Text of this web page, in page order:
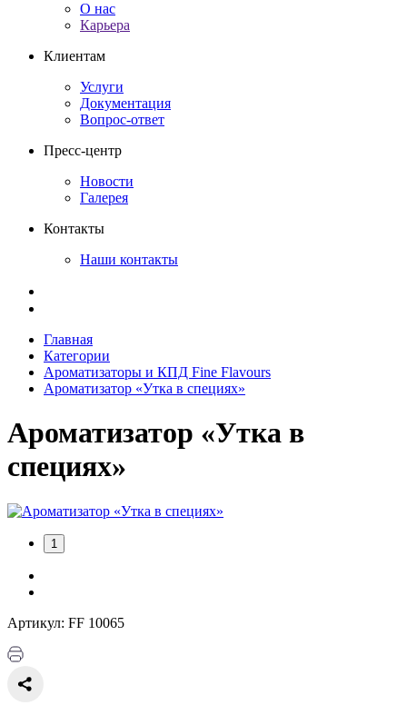
О нас
Карьера
Клиентам
Услуги
Документация
Вопрос-ответ
Пресс-центр
Новости
Галерея
Контакты
Наши контакты
Главная
Категории
Ароматизаторы и КПД Fine Flavours
Ароматизатор «Утка в специях»
Ароматизатор «Утка в
специях»
1
Артикул: FF 10065